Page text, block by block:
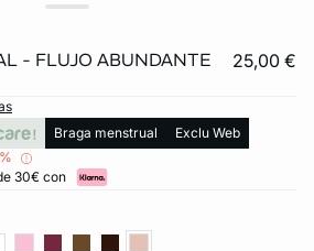
- FLUJO ABUNDANTE 25,00 €
Braga menstrual
Exclu Web
30€ con